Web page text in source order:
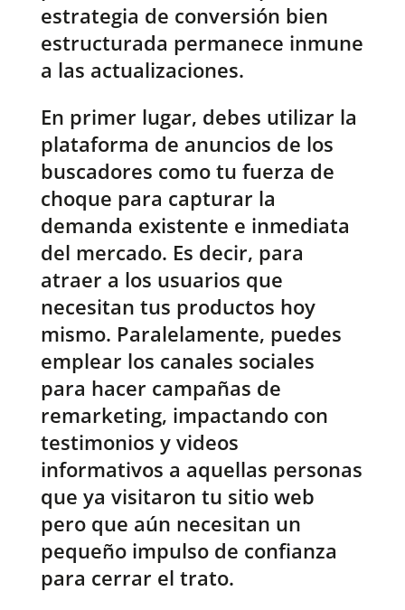
estrategia de conversión bien
estructurada permanece inmune
a las actualizaciones.
En primer lugar, debes utilizar la
plataforma de anuncios de los
buscadores como tu fuerza de
choque para capturar la
demanda existente e inmediata
del mercado. Es decir, para
atraer a los usuarios que
necesitan tus productos hoy
mismo. Paralelamente, puedes
emplear los canales sociales
para hacer campañas de
remarketing, impactando con
testimonios y videos
informativos a aquellas personas
que ya visitaron tu sitio web
pero que aún necesitan un
pequeño impulso de confianza
para cerrar el trato.